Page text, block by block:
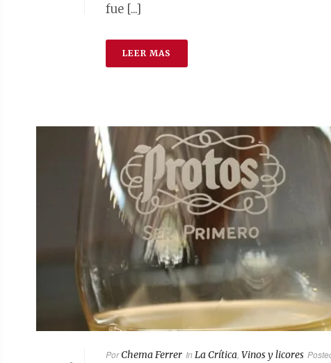
fue [...]
LEER MAS
PorChema Ferrer In La Crítica Vinos y licores